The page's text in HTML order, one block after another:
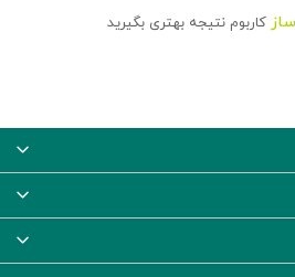
کاربوم نتیجه بهتری بگیرید